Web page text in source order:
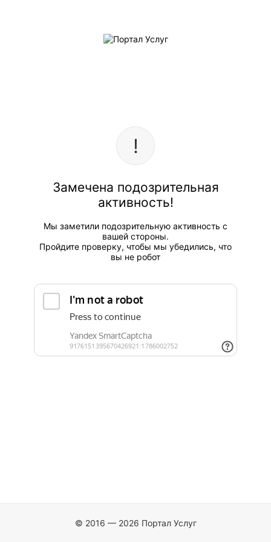
Замечена подозрительная
активность!
Мы заметили подозрительную активность с
вашей стороны.
Пройдите проверку, чтобы мы убедились, что
вы не робот
© 2016 — 2026 Портал Услуг